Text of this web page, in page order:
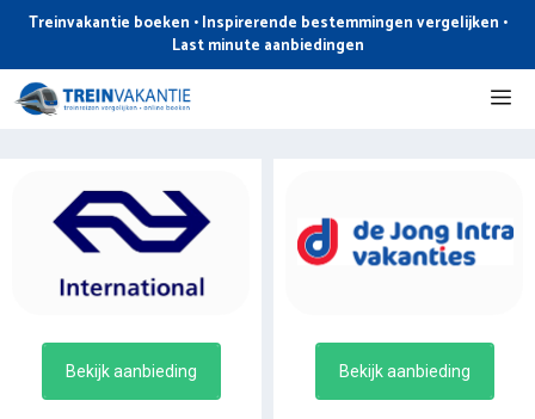
de
inhoud
Treinvakantie boeken • Inspirerende bestemmingen vergelijken •
Last minute aanbiedingen
Bekijk aanbieding Bekijk aanbieding